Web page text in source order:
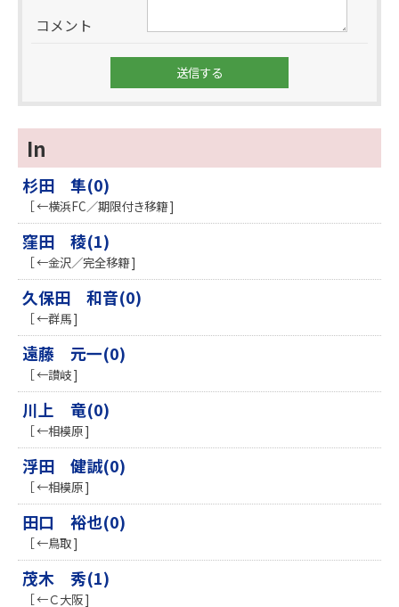
コメント
In
杉田 隼(0)
［ ←横浜FC／期限付き移籍 ]
窪田 稜(1)
［ ←金沢／完全移籍 ]
久保田 和音(0)
［ ←群馬 ]
遠藤 元一(0)
［ ←讃岐 ]
川上 竜(0)
［ ←相模原 ]
浮田 健誠(0)
［ ←相模原 ]
田口 裕也(0)
［ ←鳥取 ]
茂木 秀(1)
［ ←Ｃ大阪 ]